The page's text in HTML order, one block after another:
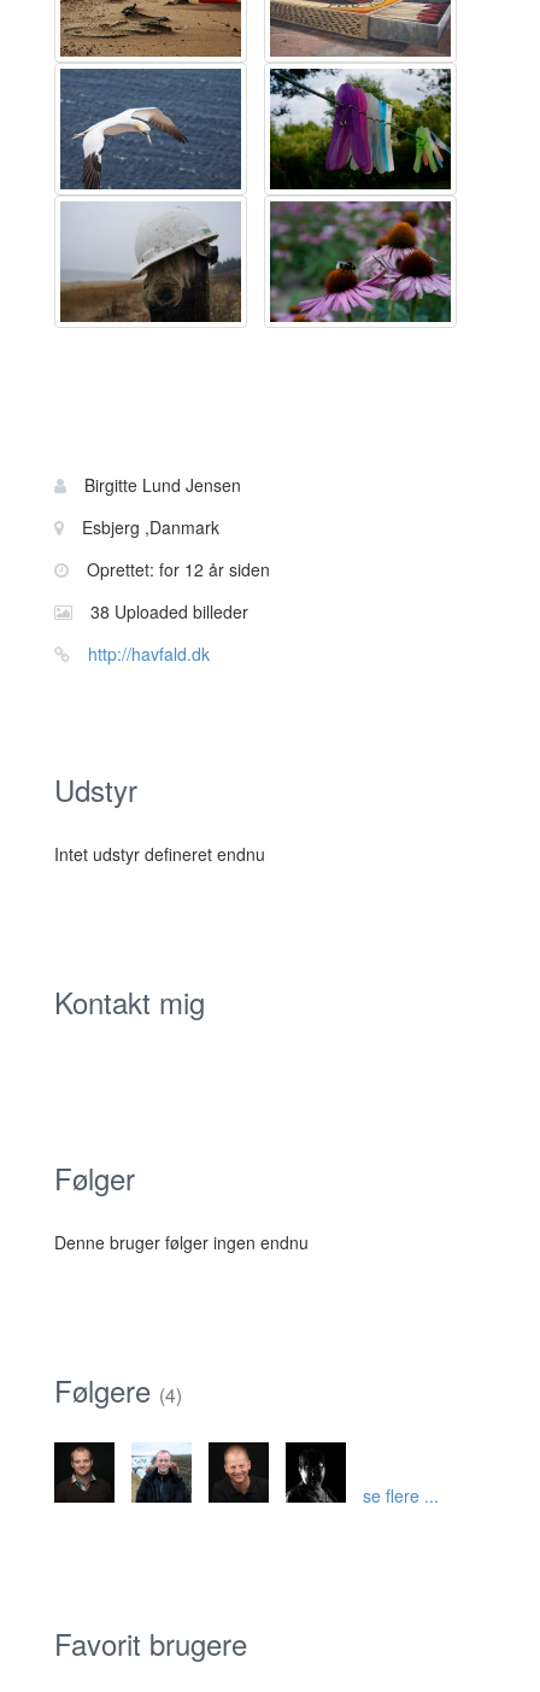
Bruger
information
Navn:
Birgitte Lund Jensen
Sted:
Esbjerg ,Danmark
Oprettet: for 12 år siden
38 Uploaded billeder
Website:
http://havfald.dk
Udstyr
Intet udstyr defineret endnu
Kontakt mig
Følger
Denne bruger følger ingen endnu
Følgere (4)
se flere ...
Favorit brugere